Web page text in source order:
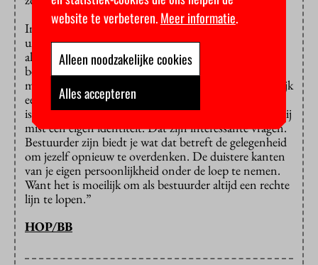
In eenafscheidsinterviewmet het Tilburgse
universiteitsbladUniverszei De Ruijter over zijn tijd
als decaan: “Je moet nu eenmaal wendbaar zijn als
bestuurder. Een promovendus heeft mij weleens de
man met duizend gezichten genoemd. Dat is natuurlijk
een dubieuze titel. Je kunt aan de ene kant zeggen: hij
is heel flexibel. En aan de andere kant kun je zeggen: hij
mist een eigen identiteit. Dat zijn interessante vragen.
Bestuurder zijn biedt je wat dat betreft de gelegenheid
om jezelf opnieuw te overdenken. De duistere kanten
van je eigen persoonlijkheid onder de loep te nemen.
Want het is moeilijk om als bestuurder altijd een rechte
lijn te lopen.”
HOP/BB
website te verbeteren.Meer informatie.
Alleen noodzakelijke cookies
Alles accepteren